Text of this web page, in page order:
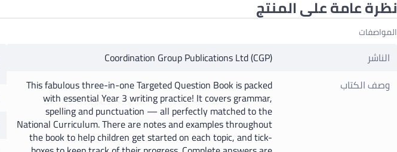
نظرة عامة على المنتج
المواصفات
الناشر
Coordination Group Publications Ltd (CGP)
وصف الكتاب
This fabulous three-in-one Targeted Question Book is packed
with essential Year 3 writing practice! It covers grammar,
spelling and punctuation — all perfectly matched to the
National Curriculum. There are notes and examples throughout
the book to help children get started on each topic, and tick-